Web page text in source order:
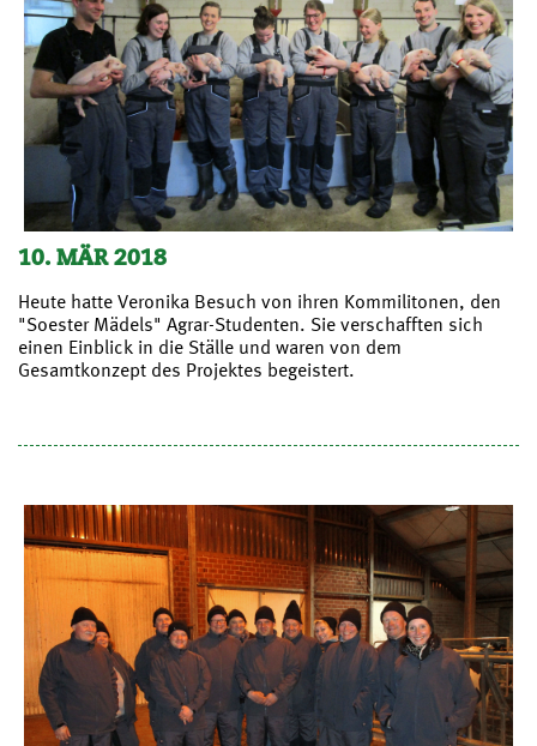
10. MÄR 2018
Heute hatte Veronika Besuch von ihren Kommilitonen, den
"Soester Mädels" Agrar-Studenten. Sie verschafften sich
einen Einblick in die Ställe und waren von dem
Gesamtkonzept des Projektes begeistert.